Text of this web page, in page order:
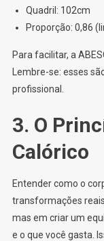
Quadril: 102cm
Proporção: 0,86
Para facilitar, a
Lembre-se: esses
profissional.
3. O
Calórico
Entender como o
transformações
mas em criar um
e o que você gasta.